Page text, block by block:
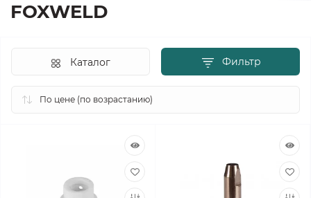
FOXWELD
Фильтр
Каталог